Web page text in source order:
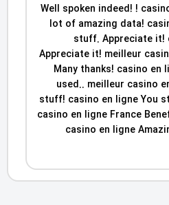
Well spoken indeed! !
lot of amazing data!
stuff. Appreciate it!
Appreciate it! meilleur
Many thanks! casino en
used.. meilleur casino
stuff! casino en ligne You
casino en ligne France
casino en ligne